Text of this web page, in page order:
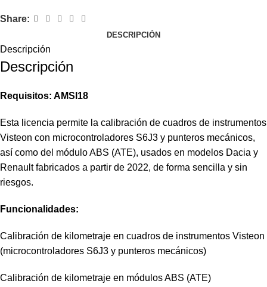
Share:
DESCRIPCIÓN
Descripción
Descripción
Requisitos: AMSI18
Esta licencia permite la calibración de cuadros de instrumentos
Visteon con microcontroladores S6J3 y punteros mecánicos,
así como del módulo ABS (ATE), usados en modelos Dacia y
Renault fabricados a partir de 2022, de forma sencilla y sin
riesgos.
Funcionalidades:
Calibración de kilometraje en cuadros de instrumentos Visteon
(microcontroladores S6J3 y punteros mecánicos)
Calibración de kilometraje en módulos ABS (ATE)